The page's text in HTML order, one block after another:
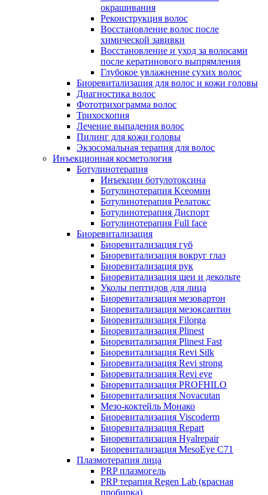
окрашивания
Реконструкция волос
Восстановление волос после
химической завивки
Восстановление и уход за волосами
после кератинового выпрямления
Глубокое увлажнение сухих волос
Биоревитализация для волос и кожи головы
Диагностика волос
Фототрихограмма волос
Трихоскопия
Лечение выпадения волос
Пилинг для кожи головы
Экзосомальная терапия для волос
Инъекционная косметология
Ботулинотерапия
Инъекции ботулотоксина
Ботулинотерапия Ксеомин
Ботулинотерапия Релатокс
Ботулинотерапия Диспорт
Ботулинотерапия Full face
Биоревитализация
Биоревитализация губ
Биоревитализация вокруг глаз
Биоревитализация рук
Биоревитализация шеи и декольте
Уколы пептидов для лица
Биоревитализация мезовартон
Биоревитализация мезоксантин
Биоревитализация Filorga
Биоревитализация Plinest
Биоревитализация Plinest Fast
Биоревитализация Revi Silk
Биоревитализация Revi strong
Биоревитализация Revi eye
Биоревитализация PROFHILO
Биоревитализация Novacutan
Мезо-коктейль Монако
Биоревитализация Viscoderm
Биоревитализация Repart
Биоревитализация Hyalrepair
Биоревитализация MesoEye C71
Плазмотерапия лица
PRP плазмогель
PRP терапия Regen Lab (красная
пробирка)